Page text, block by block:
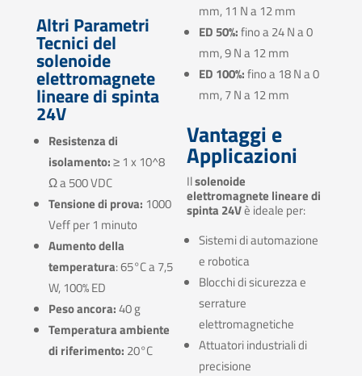
Altri Parametri
Tecnici del
solenoide
elettromagnete
lineare di spinta
24V
Resistenza di
isolamento:≥ 1 x 10^8
Ω a 500 VDC
Tensione di prova: 1000
Veff per 1 minuto
Aumento della
temperatura: 65°C a 7,5
W, 100% ED
Peso ancora:40 g
Temperatura ambiente
di riferimento: 20°C
mm, 11 N a 12 mm
ED 50%:fino a 24 N a 0
mm, 9 N a 12 mm
ED 100%:fino a 18 N a 0
mm, 7 N a 12 mm
Vantaggi e
Applicazioni
Ilsolenoide
elettromagnete lineare di
spinta 24Vè ideale per:
Sistemi di automazione
e robotica
Blocchi di sicurezza e
serrature
elettromagnetiche
Attuatori industriali di
precisione